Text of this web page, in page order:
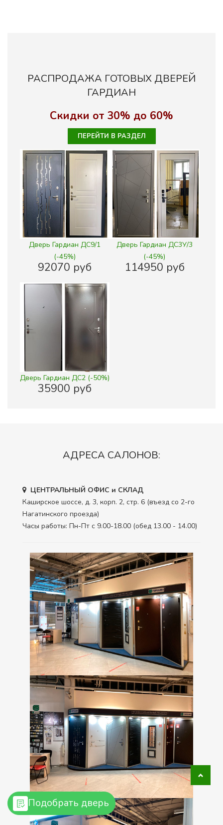
Подобрать дверь
РАСПРОДАЖА ГОТОВЫХ ДВЕРЕЙ
ГАРДИАН
Скидки от 30% до 60%
ПЕРЕЙТИ В РАЗДЕЛ
Дверь Гардиан ДС9/1
(-45%)
92070 руб
Дверь Гардиан ДС3У/3
(-45%)
114950 руб
Дверь Гардиан ДС2 (-50%)
35900 руб
АДРЕСА САЛОНОВ:
ЦЕНТРАЛЬНЫЙ ОФИС и СКЛАД
Каширское шоссе, д. 3, корп. 2, стр. 6 (въезд со 2-го
Нагатинского проезда)
Часы работы: Пн-Пт с 9.00-18.00 (обед 13.00 - 14.00)